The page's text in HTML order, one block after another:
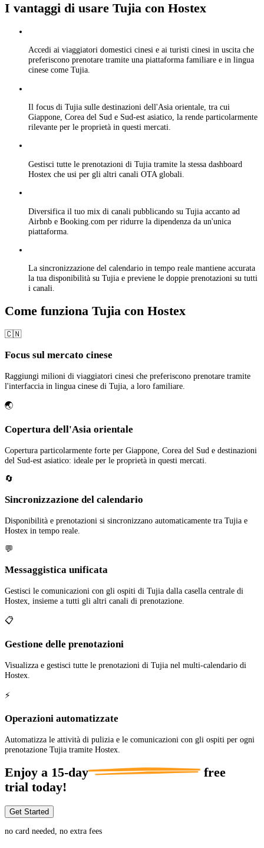
I vantaggi di usare Tujia con Hostex
Accedi ai viaggiatori domestici cinesi e ai turisti cinesi in uscita che
preferiscono prenotare tramite una piattaforma familiare e in lingua
cinese come Tujia.
Il focus di Tujia sulle destinazioni dell'Asia orientale, tra cui
Giappone, Corea del Sud e Sud-est asiatico, la rende particolarmente
rilevante per le proprietà in questi mercati.
Gestisci tutte le prenotazioni di Tujia tramite la stessa dashboard
Hostex che usi per gli altri canali OTA globali.
Diversifica il tuo mix di canali pubblicando su Tujia accanto ad
Airbnb e Booking.com per ridurre la dipendenza da un'unica
piattaforma.
La sincronizzazione del calendario in tempo reale mantiene accurata
la tua disponibilità su Tujia e previene le doppie prenotazioni su tutti
i canali.
Come funziona Tujia con Hostex
🇨🇳
Focus sul mercato cinese
Raggiungi milioni di viaggiatori cinesi che preferiscono prenotare tramite
l'interfaccia in lingua cinese di Tujia, a loro familiare.
🌏
Copertura dell'Asia orientale
Copertura particolarmente forte per Giappone, Corea del Sud e destinazioni
del Sud-est asiatico: ideale per le proprietà in questi mercati.
🔄
Sincronizzazione del calendario
Disponibilità e prenotazioni si sincronizzano automaticamente tra Tujia e
Hostex in tempo reale.
💬
Messaggistica unificata
Gestisci le comunicazioni con gli ospiti di Tujia dalla casella centrale di
Hostex, insieme a tutti gli altri canali di prenotazione.
📋
Gestione delle prenotazioni
Visualizza e gestisci tutte le prenotazioni di Tujia nel multi-calendario di
Hostex.
⚡
Operazioni automatizzate
Automatizza le attività di pulizia e le comunicazioni con gli ospiti per ogni
prenotazione Tujia tramite Hostex.
Enjoy a 15-day
free
trial today!
Get Started
no card needed, no extra fees